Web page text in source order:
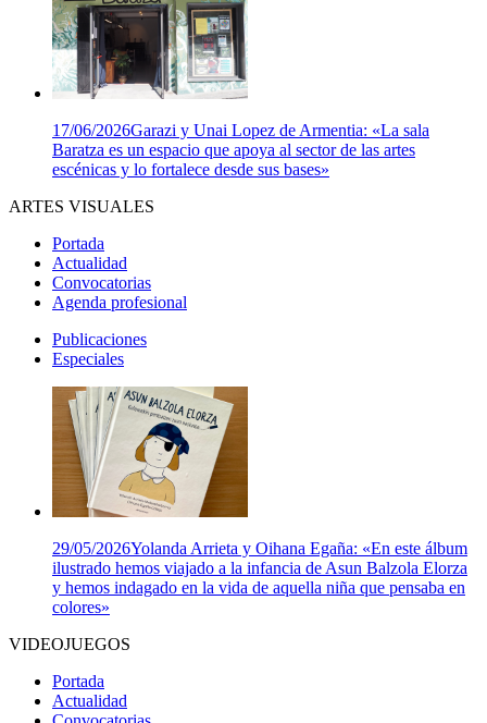
17/06/2026Garazi y Unai Lopez de Armentia: «La sala
Baratza es un espacio que apoya al sector de las artes
escénicas y lo fortalece desde sus bases»
ARTES VISUALES
Portada
Actualidad
Convocatorias
Agenda profesional
Publicaciones
Especiales
29/05/2026Yolanda Arrieta y Oihana Egaña: «En este álbum
ilustrado hemos viajado a la infancia de Asun Balzola Elorza
y hemos indagado en la vida de aquella niña que pensaba en
colores»
VIDEOJUEGOS
Portada
Actualidad